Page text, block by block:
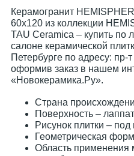
Керамогранит
60x120 из коллекции
TAU Ceramica – купить по
салоне керамической
Петербурге по адресу: пр-
оформив заказ в нашем
«Новокерамика.Ру».
Страна
Поверхность –
Рисунок плитки – под
Геометрическая
Область применения